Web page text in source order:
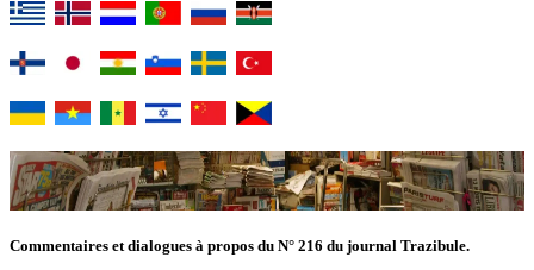
Commentaires et dialogues à propos du N° 216 du journal Trazibule.